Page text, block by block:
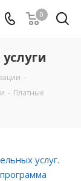
0
-
- Платные
услуг.